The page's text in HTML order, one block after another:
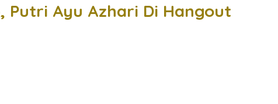
Putri Ayu Azhari Di Hangout